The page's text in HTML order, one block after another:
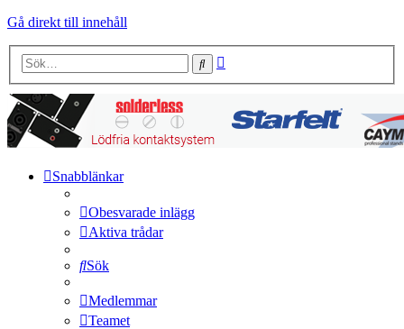
Gå direkt till innehåll
Sök
Snabblänkar
Obesvarade inlägg
Aktiva trådar
Sök
Medlemmar
Teamet